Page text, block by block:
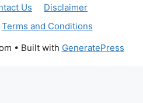
Us
Disclaimer
Terms and Conditions
• Built with GeneratePress